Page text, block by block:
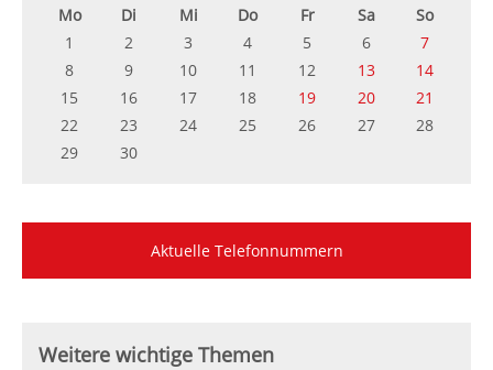
Montag Di enstagMittwochDonnerstag
Freitag SamstagSonntag
1
2 3 4 5 6
7
8
9 10 11 12 13
14
15
16 17 18 19 20
21
22
23 24 25 26 27
28
29
30
Aktuelle Telefonnummern
Weitere wichtige Themen